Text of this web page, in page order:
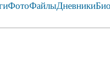
ФотоФайлыДневники